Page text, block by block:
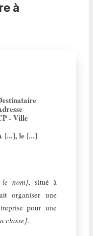
à
- Ville
[...], le [...]
le nom], situé à
organiser une
pour une
classe].